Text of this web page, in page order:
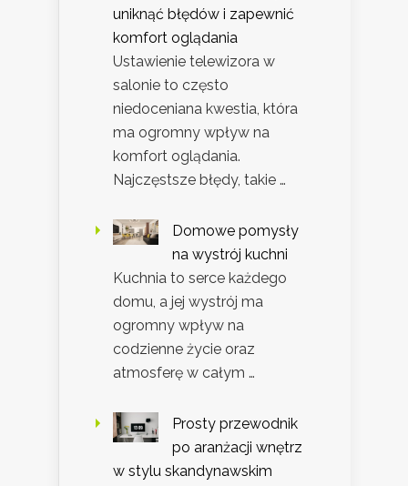
uniknąć błędów i zapewnić
komfort oglądania
Ustawienie telewizora w
salonie to często
niedoceniana kwestia, która
ma ogromny wpływ na
komfort oglądania.
Najczęstsze błędy, takie …
Domowe pomysły
na wystrój kuchni
Kuchnia to serce każdego
domu, a jej wystrój ma
ogromny wpływ na
codzienne życie oraz
atmosferę w całym …
Prosty przewodnik
po aranżacji wnętrz
w stylu skandynawskim